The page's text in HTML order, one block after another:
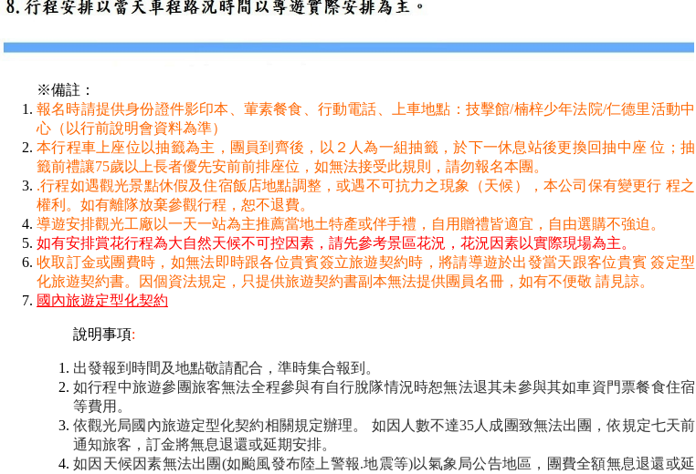
※備註：
報名時請提供身份證件影印本、葷素餐食、行動電話、上車地點：技擊館/楠梓少年法院/仁德里活動中
心（以行前說明會資料為準）
本行程車上座位以抽籤為主，團員到齊後，以２人為一組抽籤，於下一休息站後更換回抽中座 位；抽
籤前禮讓75歲以上長者優先安前前排座位，如無法接受此規則，請勿報名本團。
.行程如遇觀光景點休假及住宿飯店地點調整，或遇不可抗力之現象（天候），本公司保有變更行 程之
權利。如有離隊放棄參觀行程，恕不退費。
導遊安排觀光工廠以一天一站為主推薦當地土特產或伴手禮，自用贈禮皆適宜，自由選購不強迫。
如有安排賞花行程為大自然天候不可控因素，請先參考景區花況，花況因素以實際現場為主。
收取訂金或團費時，如無法即時跟各位貴賓簽立旅遊契約時，將請導遊於出發當天跟客位貴賓 簽定型
化旅遊契約書。因個資法規定，只提供旅遊契約書副本無法提供團員名冊，如有不便敬 請見諒。
國內旅遊定型化契約
說明事項:
出發報到時間及地點敬請配合，準時集合報到。
如行程中旅遊參團旅客無法全程參與有自行脫隊情況時恕無法退其未參與其如車資門票餐食住宿
等費用。
依觀光局國內旅遊定型化契約相關規定辦理。
如因人數不達35人成團致無法出團，依規定七天前
通知旅客，訂金將無息退還或延期安排。
如因天候因素無法出團(如颱風發布陸上警報.地震等)以氣象局公告地區，團費全額無息退還或延